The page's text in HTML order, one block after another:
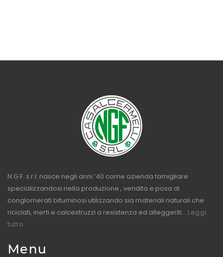
N.G.F. s.r.l. nasce negli anni ’40 come azienda famigliare
specializzandosi nella produzione , vendita e posa di
conglomerati bituminosi utilizzando sia materiali naturali che
riciclati, inerti e calcestruzzi a resistenza ed alleggeriti... Leggi
tutto
Menu